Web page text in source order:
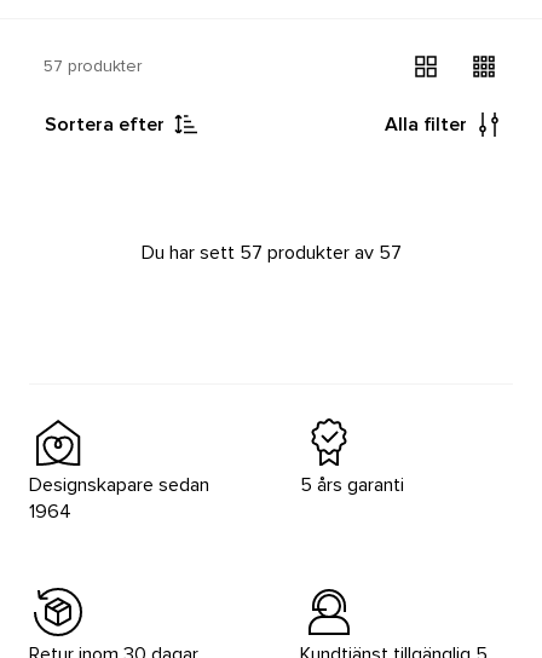
57 produkter
Sortera efter Alla filter
Du har sett 57 produkter av 57
Designskapare sedan
1964
5 års garanti